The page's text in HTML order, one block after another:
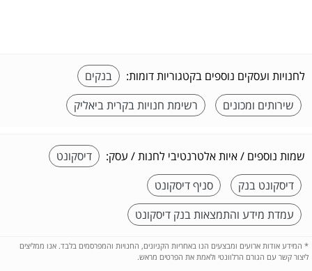
לחנויות ועסקים נוספים בקטגוריות דומות:
בנקים
שירותים ומכונים
רשימת חנויות בקרית ביאליק
שמות נוספים / איות אלטרנטיבי לחנות / עסק:
דיסקונט
דיסקונט בנק
סניף דיסקונט
עמדת מידע והתמצאות בנק דיסקונט
* המידע אודות ארועים ומבצעים הנו באחריות הקניונים, החנויות והמפרסמים בלבד. אנו ממליצים
ליצור קשר עם הגורם הרלוונטי ולאמת את הפרטים מראש.